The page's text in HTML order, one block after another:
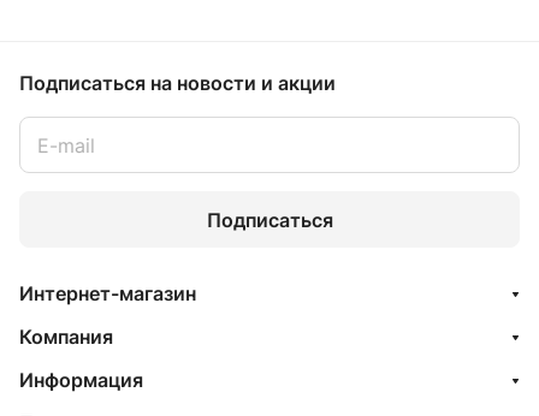
Подписаться на новости и акции
Подписаться
Интернет-магазин
Компания
Информация